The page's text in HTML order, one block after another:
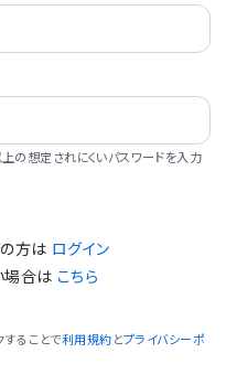
の想定されにくいパスワードを入力
方は ログイン
場合は こちら
することで利用規約 とプライバシーポ